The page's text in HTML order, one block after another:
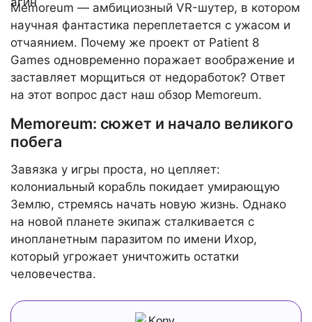
Memoreum — амбициозный VR-шутер, в котором
научная фантастика переплетается с ужасом и
отчаянием. Почему же проект от Patient 8
Games одновременно поражает воображение и
заставляет морщиться от недоработок? Ответ
на этот вопрос даст наш обзор Memoreum.
Memoreum: сюжет и начало великого
побега
Завязка у игры проста, но цепляет:
колониальный корабль покидает умирающую
Землю, стремясь начать новую жизнь. Однако
на новой планете экипаж сталкивается с
инопланетным паразитом по имени Ихор,
который угрожает уничтожить остатки
человечества.